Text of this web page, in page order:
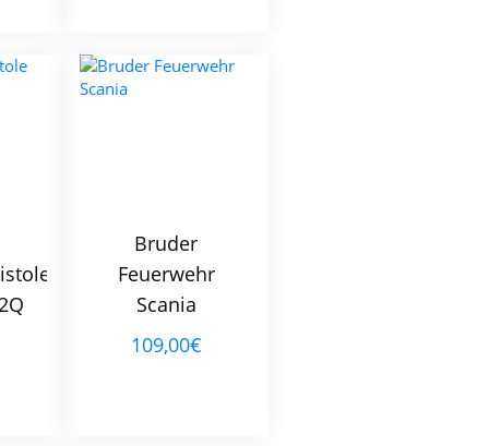
Bruder
Feuerwehr
Scania
109,00€